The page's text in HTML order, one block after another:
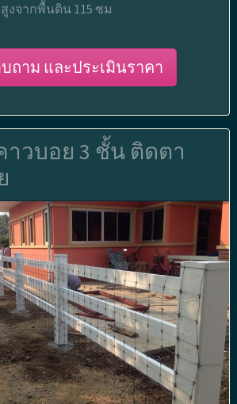
งจากพื้นดิน 115 ซม
ถาม และประเมินราคา
าวบอย 3 ชั้น ติดตา